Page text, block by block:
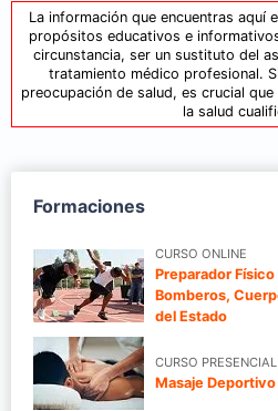
La información que encuentras aquí
propósitos educativos e
circunstancia, ser un sustituto del
tratamiento médico profesional.
preocupación de salud, es crucial
la salud
Formaciones
CURSO ONLINE
Preparador
Bomberos,
del Estado
CURSO PRESENCIAL
Masaje Deportivo